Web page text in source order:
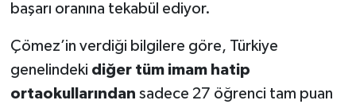
başarı oranına tekabül ediyor.
Çömez’in verdiği bilgilere göre, Türkiye
genelindeki diğer tüm imam hatip
ortaokullarından sadece 27 öğrenci tam puan